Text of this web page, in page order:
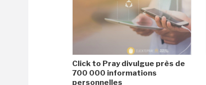
Click to Pray divulgue près de
700 000 informations
personnelles